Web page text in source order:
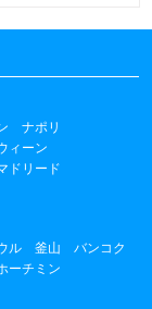
ナポリ
ィーン
ドリード
ル 釜山
バンコク
ーチミン